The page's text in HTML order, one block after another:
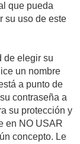
que pueda
su uso de este
de elegir su
un nombre
a punto de
contraseña a
su protección y
en NO USAR
concepto. Le